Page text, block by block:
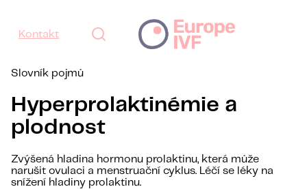
Kontakt
Slovník pojmů
Hyperprolaktinémie a
plodnost
Zvýšená hladina hormonu prolaktinu, která může
narušit ovulaci a menstruační cyklus. Léčí se léky na
snížení hladiny prolaktinu.